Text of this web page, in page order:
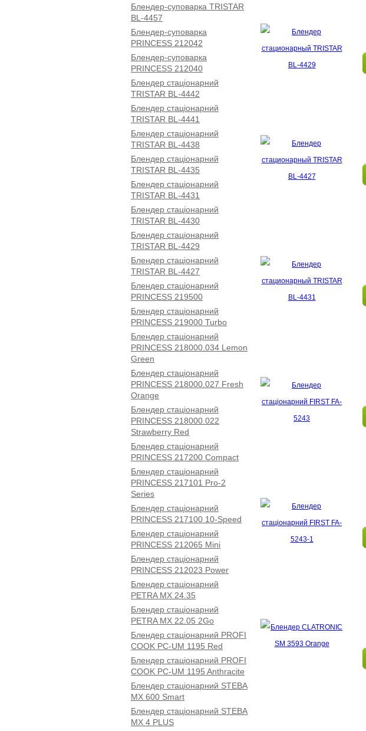
Блендер-суповарка TRISTAR
BL-4457
Блендер-суповарка
PRINCESS 212042
Блендер-суповарка
PRINCESS 212040
Блендер стаціонарний
TRISTAR BL-4442
Блендер стаціонарний
TRISTAR BL-4441
Блендер стаціонарний
TRISTAR BL-4438
Блендер стаціонарний
TRISTAR BL-4435
Блендер стаціонарний
TRISTAR BL-4431
Блендер стаціонарний
TRISTAR BL-4430
Блендер стаціонарний
TRISTAR BL-4429
Блендер стаціонарний
TRISTAR BL-4427
Блендер стаціонарний
PRINCESS 219500
Блендер стаціонарний
PRINCESS 219000 Turbo
Блендер стаціонарний
PRINCESS 218000.034 Lemon
Green
Блендер стаціонарний
PRINCESS 218000.027 Fresh
Orange
Блендер стаціонарний
PRINCESS 218000.022
Strawberry Red
Блендер стаціонарний
PRINCESS 217200 Compact
Блендер стаціонарний
PRINCESS 217101 Pro-2
Series
Блендер стаціонарний
PRINCESS 217100 10-Speed
Блендер стаціонарний
PRINCESS 212065 Mini
Блендер стаціонарний
PRINCESS 212023 Power
Блендер стаціонарний
PETRA MX 24.35
Блендер стаціонарний
PETRA MX 22.05 2Go
Блендер стаціонарний PROFI
COOK PC-UM 1195 Red
Блендер стаціонарний PROFI
COOK PC-UM 1195 Anthracite
Блендер стаціонарний STEBA
MX 600 Smart
Блендер стаціонарний STEBA
MX 4 PLUS